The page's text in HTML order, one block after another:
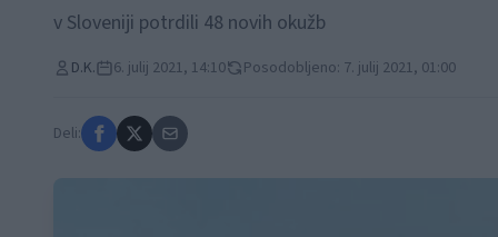
v Sloveniji potrdili 48 novih okužb
D.K. 6. julij 2021, 14:10 Posodobljeno: 7. julij 2021, 01:00
Deli: